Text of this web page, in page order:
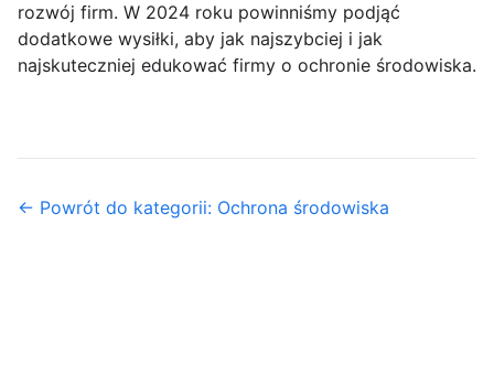
rozwój firm. W 2024 roku powinniśmy podjąć
dodatkowe wysiłki, aby jak najszybciej i jak
najskuteczniej edukować firmy o ochronie środowiska.
← Powrót do kategorii: Ochrona środowiska